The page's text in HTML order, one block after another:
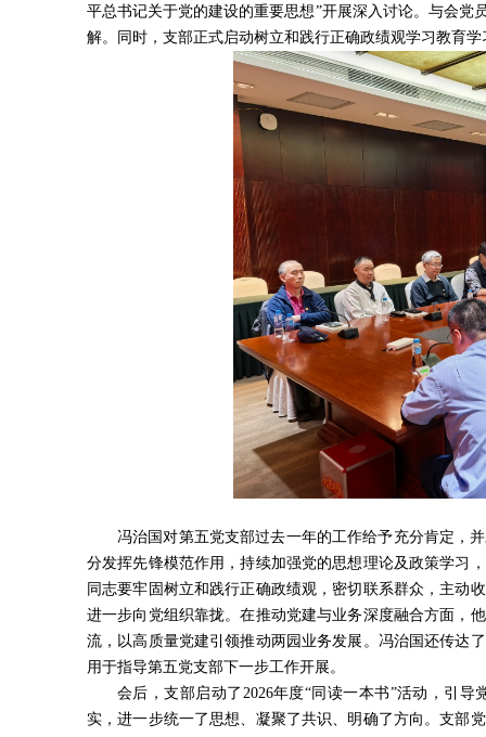
平总书记关于党的建设的重要思想”开展深入讨论。与会
解。同时，支部正式启动树立和践行正确政绩观学习教育
冯治国对第五党支部过去一年的工作给予充分肯定，
分发挥先锋模范作用，持续加强党的思想理论及政策学习
同志要牢固树立和践行正确政绩观，密切联系群众，主动
进一步向党组织靠拢。在推动党建与业务深度融合方面，
流，以高质量党建引领推动两园业务发展。冯治国还传达
用于指导第五党支部下一步工作开展。
会后，支部启动了2026年度“同读一本书”活动，引
实，进一步统一了思想、凝聚了共识、明确了方向。支部